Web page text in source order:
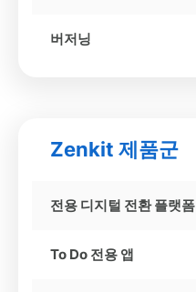
버저닝
Zenkit 제품군
전용 디지털 전환 플랫폼
To Do 전용 앱